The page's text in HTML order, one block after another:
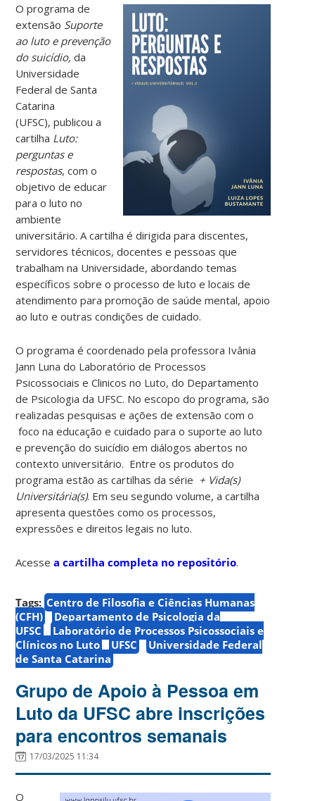
O programa de
extensão Suporte
ao luto e prevenção
do suicídio, da
Universidade
Federal de Santa
Catarina
(UFSC), publicou a
cartilha Luto:
perguntas e
respostas, com o
objetivo de educar
para o luto no
ambiente
universitário. A cartilha é dirigida para discentes,
servidores técnicos, docentes e pessoas que
trabalham na Universidade, abordando temas
específicos sobre o processo de luto e locais de
atendimento para promoção de saúde mental, apoio
ao luto e outras condições de cuidado.
O programa é coordenado pela professora Ivânia
Jann Luna do Laboratório de Processos
Psicossociais e Clinicos no Luto, do Departamento
de Psicologia da UFSC. No escopo do programa, são
realizadas pesquisas e ações de extensão com o
foco na educação e cuidado para o suporte ao luto
e prevenção do suicídio em diálogos abertos no
contexto universitário. Entre os produtos do
programa estão as cartilhas da série + Vida(s)
Universitária(s). Em seu segundo volume, a cartilha
apresenta questões como os processos,
expressões e direitos legais no luto.
Acessea cartilha completa no repositório.
Tags: Centro de Filosofia e Ciências Humanas
(CFH)
Departamento de Psicologia da
UFSC
Laboratório de Processos Psicossociais e
Clínicos no Luto
UFSC
Universidade Federal
de Santa Catarina
Grupo de Apoio à Pessoa em
Luto da UFSC abre inscrições
para encontros semanais
17/03/2025 11:34
O